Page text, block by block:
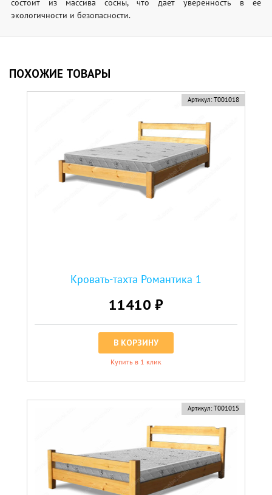
состоит из массива сосны, что дает уверенность в ее
экологичности и безопасности.
ПОХОЖИЕ ТОВАРЫ
Артикул: Т001018
Кровать-тахта Романтика 1
11410 ₽
В КОРЗИНУ
Купить в 1 клик
Артикул: Т001015